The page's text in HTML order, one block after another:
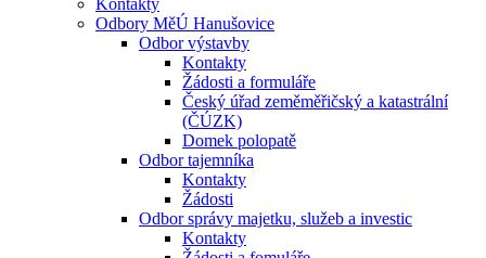
Kontakty
Odbory MěÚ Hanušovice
Odbor výstavby
Kontakty
Žádosti a formuláře
Český úřad zeměměřičský a katastrální
(ČÚZK)
Domek polopatě
Odbor tajemníka
Kontakty
Žádosti
Odbor správy majetku, služeb a investic
Kontakty